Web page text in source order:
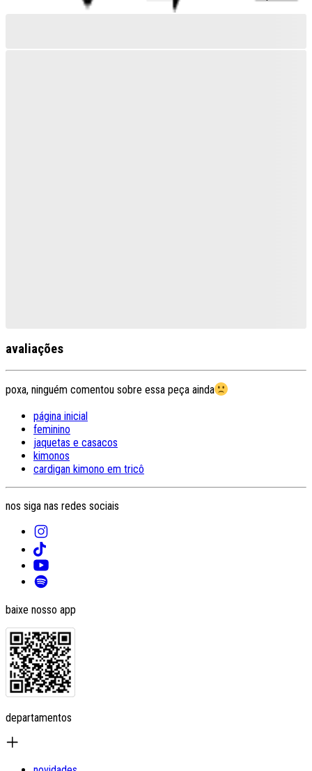
avaliações
poxa, ninguém comentou sobre essa peça ainda
página inicial
feminino
jaquetas e casacos
kimonos
cardigan kimono em tricô
nos siga nas redes sociais
baixe nosso app
departamentos